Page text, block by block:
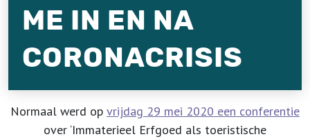
ME IN EN NA
CORONACRISIS
Normaal werd op vrijdag 29 mei 2020 een conferentie
over ‘Immaterieel Erfgoed als toeristische